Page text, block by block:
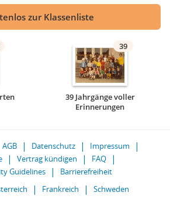
zur Klassenliste
39
39 Jahrgänge voller
Erinnerungen
AGB Datenschutz
Impressum
Vertrag kündigen
FAQ
Guidelines
Barrierefreiheit
Frankreich Schweden